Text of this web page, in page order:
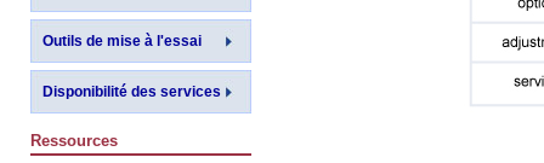
Outils de mise à l'essai
Disponibilité des services
Ressources